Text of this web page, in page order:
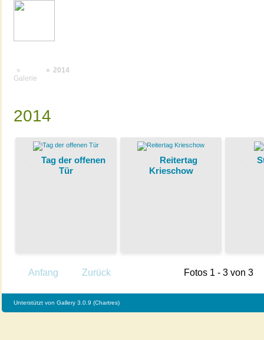
Galerie
2014
2014
Tag der offenen
Tür
Reitertag
Krieschow
Anfang Zurück Fotos 1 - 3 von 3
Unterstützt von Gallery 3.0.9 (Chartres)